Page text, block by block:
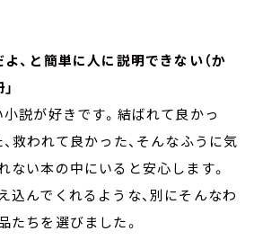
、と簡単に人に説明できない（か
小説が好きです。結ばれて良かっ
救われて良かった、そんなふうに気
ない本の中にいると安心します。
込んでくれるような、別にそんなわ
たちを選びました。